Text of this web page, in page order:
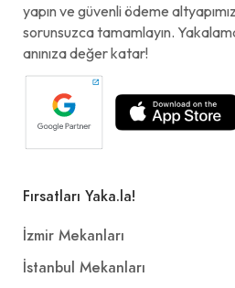
yapın ve güvenli ödeme
sorunsuzca tamamlayın.
anınıza değer katar!
Fırsatları Yaka.la!
İzmir Mekanları
İstanbul Mekanları